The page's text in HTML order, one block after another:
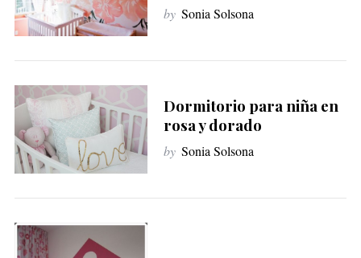
by Sonia Solsona
Dormitorio para niña en
rosa y dorado
by Sonia Solsona
o
: